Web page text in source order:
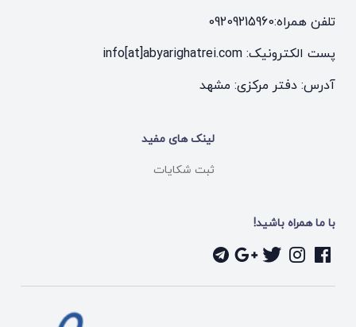
تلفن همراه:09209215960
پست الکترونیک: info[at]abyarighatrei.com
آدرس: دفتر مرکزی: مشهد
لینک های مفید
ثبت شکایات
با ما همراه باشید!